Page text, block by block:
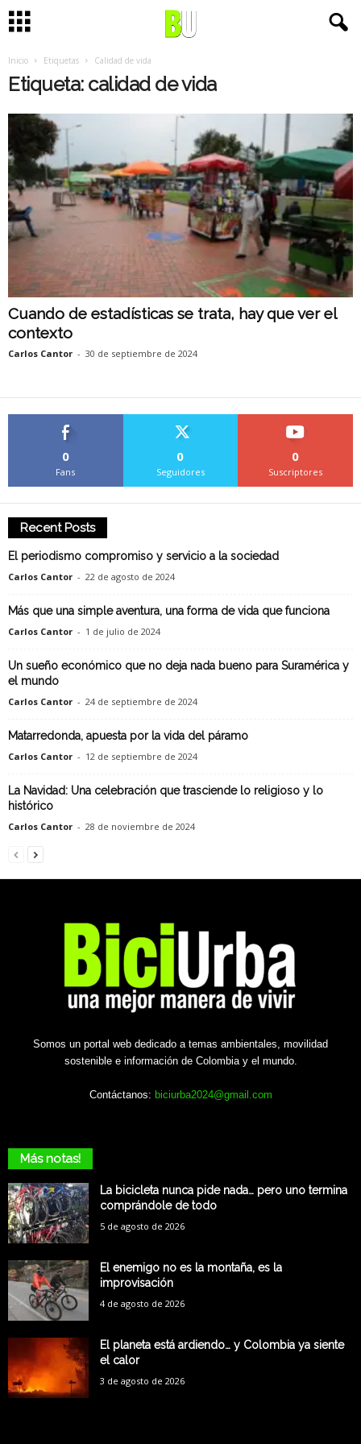
Inicio Etiquetas Calidad de vida
Etiqueta: calidad de vida
Cuando de estadísticas se trata, hay que ver el
contexto
Carlos Cantor - 30 de septiembre de 2024
0
Fans
0
Seguidores
0
Suscriptores
Recent Posts
El periodismo compromiso y servicio a la sociedad
Carlos Cantor - 22 de agosto de 2024
Más que una simple aventura, una forma de vida que funciona
Carlos Cantor - 1 de julio de 2024
Un sueño económico que no deja nada bueno para Suramérica y
el mundo
Carlos Cantor - 24 de septiembre de 2024
Matarredonda, apuesta por la vida del páramo
Carlos Cantor - 12 de septiembre de 2024
La Navidad: Una celebración que trasciende lo religioso y lo
histórico
Carlos Cantor - 28 de noviembre de 2024
Somos un portal web dedicado a temas ambientales, movilidad
sostenible e información de Colombia y el mundo.
Contáctanos: biciurba2024@gmail.com
Más notas!
La bicicleta nunca pide nada… pero uno termina
comprándole de todo
5 de agosto de 2026
El enemigo no es la montaña, es la
improvisación
4 de agosto de 2026
El planeta está ardiendo… y Colombia ya siente
el calor
3 de agosto de 2026